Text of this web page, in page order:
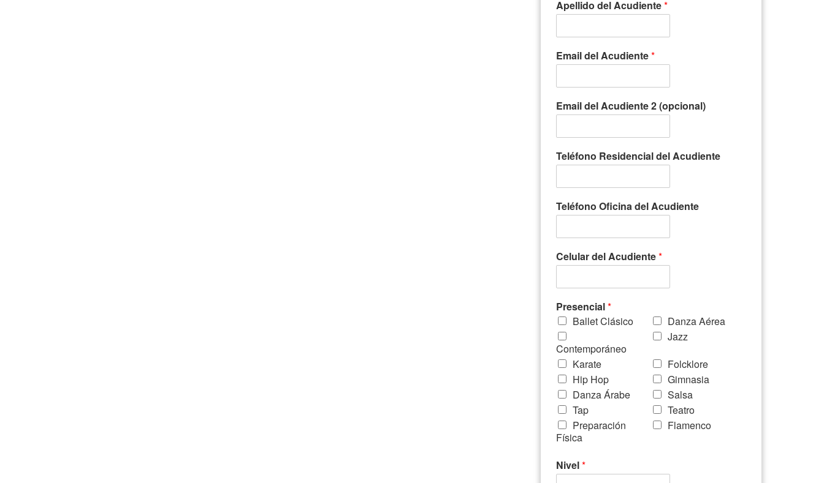
Apellido del Acudiente*
Email del Acudiente*
Email del Acudiente 2 (opcional)
Teléfono Residencial del Acudiente
Teléfono Oficina del Acudiente
Celular del Acudiente*
Presencial*
Ballet Clásico
Danza Aérea
Contemporáneo
Jazz
Karate
Folcklore
Hip Hop
Gimnasia
Danza Árabe
Salsa
Tap
Teatro
Preparación
Física
Flamenco
Nivel*